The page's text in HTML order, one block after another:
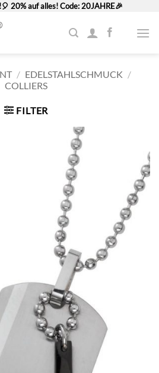
20% auf alles! Code: 20JAHRE🎉
/ EDELSTAHLSCHMUCK /
COLLIERS
FILTER